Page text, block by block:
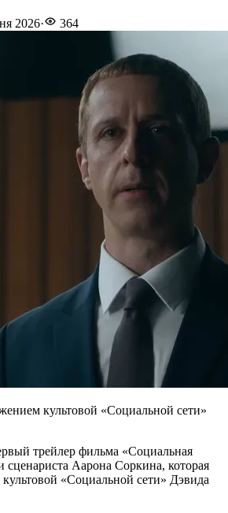
2026· 364
культовой «Социальной сети»
трейлер фильма «Социальная
сценариста Аарона Соркина, которая
«Социальной сети» Дэвида